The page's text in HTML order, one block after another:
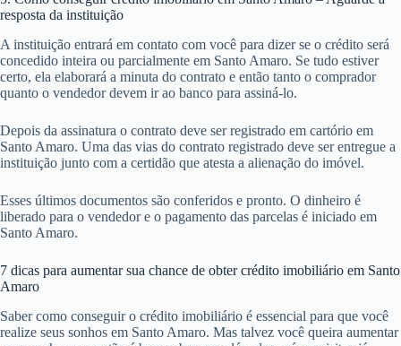
resposta da instituição
A instituição entrará em contato com você para dizer se o crédito será
concedido inteira ou parcialmente em Santo Amaro. Se tudo estiver
certo, ela elaborará a minuta do contrato e então tanto o comprador
quanto o vendedor devem ir ao banco para assiná-lo.
Depois da assinatura o contrato deve ser registrado em cartório em
Santo Amaro. Uma das vias do contrato registrado deve ser entregue a
instituição junto com a certidão que atesta a alienação do imóvel.
Esses últimos documentos são conferidos e pronto. O dinheiro é
liberado para o vendedor e o pagamento das parcelas é iniciado em
Santo Amaro.
7 dicas para aumentar sua chance de obter crédito imobiliário em Santo
Amaro
Saber como conseguir o crédito imobiliário é essencial para que você
realize seus sonhos em Santo Amaro. Mas talvez você queira aumentar